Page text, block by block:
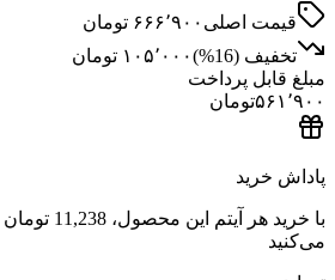
اصلی۶۶۶٬۹۰۰تومان
(
16
%)۱۰۵٬۰۰۰تومان
پرداخت
تومان
آیتم این محصول، 11,238 تومان بازگشت